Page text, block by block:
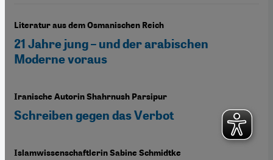
Literatur aus dem Osmanischen Reich
21 Jahre jung – und der arabischen
Moderne voraus
Iranische Autorin Shahrnush Parsipur
Schreiben gegen das Verbot
Islamwissenschaftlerin Sabine Schmidtke